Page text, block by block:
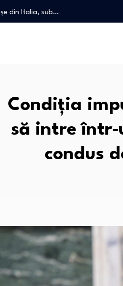
din Italia, sub…
mediu: Strategia
multe victime într-o…
vede „șefă de pușcărie”…
multe victime într-o…
vede „șefă de pușcărie”…
a murit…
Condiția
să intre
condus